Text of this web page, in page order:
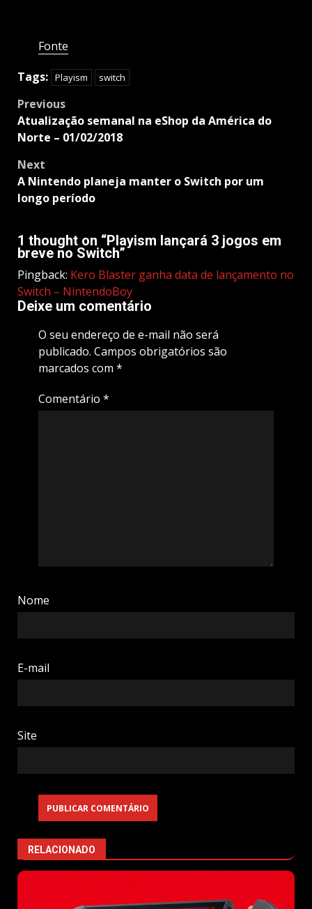
Fonte
Tags: Playism switch
Post
navigation
Previous
Atualização semanal na eShop da América do
Norte – 01/02/2018
Next
A Nintendo planeja manter o Switch por um
longo período
1 thought on “Playism lançará 3 jogos em
breve no Switch”
Pingback: Kero Blaster ganha data de lançamento no
Switch – NintendoBoy
Deixe um comentário
O seu endereço de e-mail não será
publicado. Campos obrigatórios são
marcados com *
Comentário *
Nome
E-mail
Site
RELACIONADO